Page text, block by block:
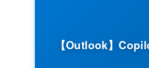
【Outlook】